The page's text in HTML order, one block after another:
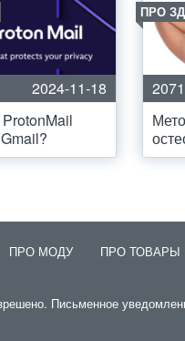
2024-11-18
ПРО
2071
ПРО МОДУ ПРО ТОВАРЫ
Письменное